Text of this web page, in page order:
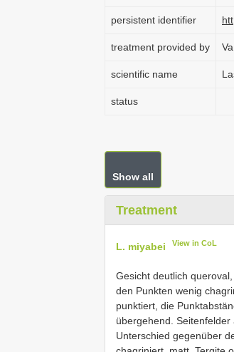
persistent identifier
treatment provided by
scientific name
status
Show all
Treatment
L. miyabei View in CoL
Gesicht deutlich
den Punkten wenig
punktiert, die
übergehend.
Unterschied gegenüber